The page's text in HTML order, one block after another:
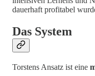
dauerhaft profitabel
Das System
Torstens Ansatz ist eine